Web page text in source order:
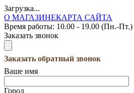
Загрузка...
О МАГАЗИНЕКАРТА САЙТА
Время работы: 10.00 - 19.00 (Пн.-Пт.)
Заказать звонок
Заказать обратный звонок
Ваше имя
Город